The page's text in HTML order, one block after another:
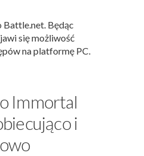
Będąc
się możliwość
na platformę PC.
Immortal
i